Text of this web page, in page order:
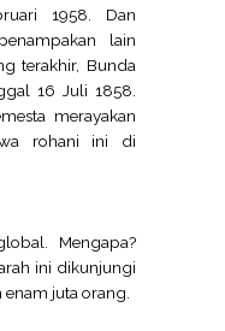
1958. Dan
lain
terakhir, Bunda
16 Juli 1858.
merayakan
rohani ini di
Mengapa?
ini dikunjungi
juta orang.